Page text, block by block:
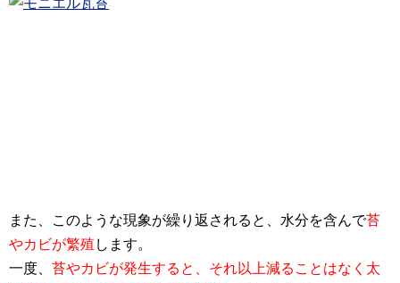
また、このような現象が繰り返されると、水分を含んで苔
やカビが繁殖 します。
一度、 苔やカビが発生すると、それ以上減ることはなく太